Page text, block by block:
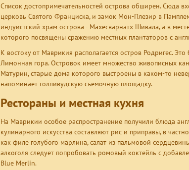
Список достопримечательностей острова обширен. Сюда
церковь Святого Франциска, и замок Мон-Плезир в
индуистский храм острова - Махесварнатх Шивала, а в
которого посвящены сражению местных плантаторов с
К востоку от Маврикия располагается остров Родригес.
Лимонная гора. Островок имеет множество живописных
Матурин, старые дома которого выстроены в каком-то
напоминает голливудскую съемочную площадку.
Рестораны и местная кухня
На Маврикии особое распространение получили блюда
кулинарного искусства составляют рис и приправы, в
как филе голубого марлина, салат из пальмовой
алкоголя следует попробовать ромовый коктейль с
Blue Merlin.